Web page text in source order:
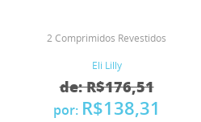
2 Comprimidos Revestidos
Eli Lilly
de: R$176,51
por: R$138,31